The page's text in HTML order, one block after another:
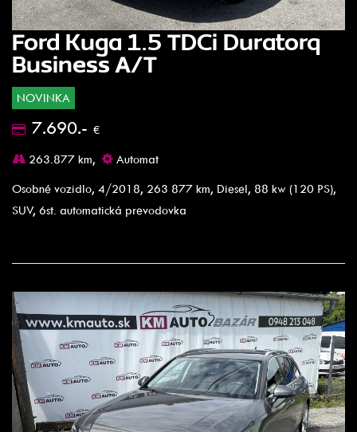
Ford Kuga 1.5 TDCi Duratorq
Business A/T
NOVINKA
7.690.- €
263.877 km,
Automat
Osobné vozidlo, 4/2018, 263 877 km, Diesel, 88 kw (120 PS),
SUV, 6st. automatická prevodovka